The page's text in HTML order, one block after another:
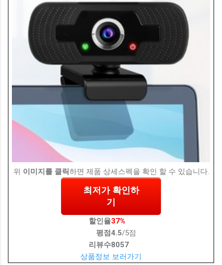
위 이미지를 클릭하면 제품 상세스펙을 확인 할 수 있습니다.
최저가 확인하
기
할인율37%
평점4.5/5점
리뷰수8057
상품정보 보러가기